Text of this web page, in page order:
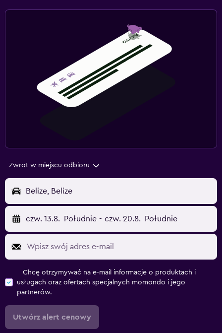
Zwrot w miejscu odbioru
Belize, Belize
czw. 13.8. Południe - czw. 20.8. Południe
Chcę otrzymywać na e-mail informacje o produktach i
usługach oraz ofertach specjalnych momondo i jego
partnerów.
Utwórz alert cenowy